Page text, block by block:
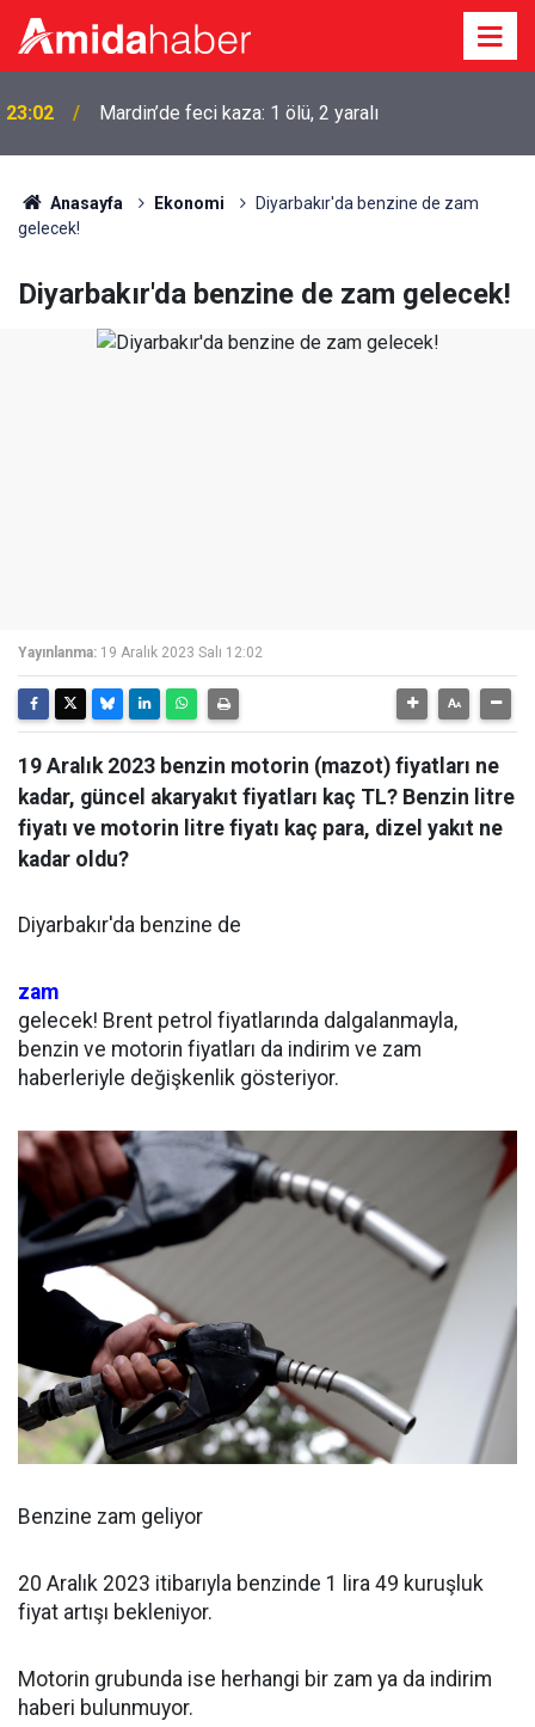
22:50 Cumhurbaşkanı Erdoğan Suudi Arabistan’a gidiyor
Anasayfa Ekonomi
Diyarbakır'da benzine de zam
gelecek!
Diyarbakır'da benzine de zam gelecek!
Yayınlanma: 19 Aralık 2023 Salı 12:02
19 Aralık 2023 benzin motorin (mazot) fiyatları ne
kadar, güncel akaryakıt fiyatları kaç TL? Benzin litre
fiyatı ve motorin litre fiyatı kaç para, dizel yakıt ne
kadar oldu?
Diyarbakır'da benzine de
zam
gelecek! Brent petrol fiyatlarında dalgalanmayla,
benzin ve motorin fiyatları da indirim ve zam
haberleriyle değişkenlik gösteriyor.
Benzine zam geliyor
20 Aralık 2023 itibarıyla benzinde 1 lira 49 kuruşluk
fiyat artışı bekleniyor.
Motorin grubunda ise herhangi bir zam ya da indirim
haberi bulunmuyor.